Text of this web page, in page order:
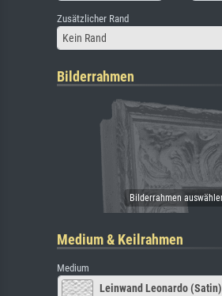
Zusätzlicher Rand
Kein Rand
Bilderrahmen
Medium & Keilrahmen
Medium
Leinwand Leonardo (Satin)